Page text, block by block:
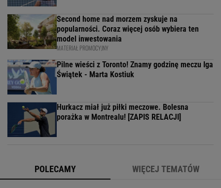
Second home nad morzem zyskuje na
popularności. Coraz więcej osób wybiera ten
model inwestowania
MATERIAŁ PROMOCYJNY
Pilne wieści z Toronto! Znamy godzinę meczu Iga
Świątek - Marta Kostiuk
Hurkacz miał już piłki meczowe. Bolesna
porażka w Montrealu! [ZAPIS RELACJI]
POLECAMY WIĘCEJ TEMATÓW